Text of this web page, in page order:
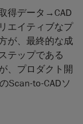
得データ→CAD
エイティブなプ
が、最終的な成
テップである
、プロダクト開
Scan-to-CADソ